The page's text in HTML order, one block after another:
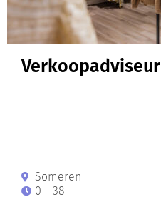
Verkoopadviseur
Someren
0 - 38